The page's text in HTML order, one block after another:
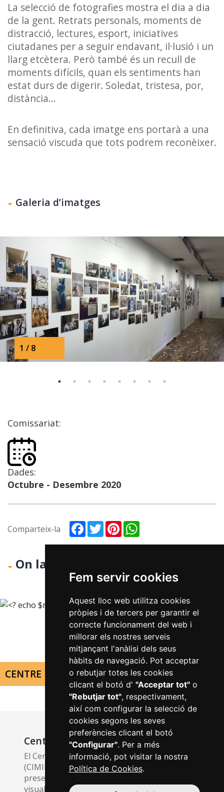
Fem servir cookies
Aquest lloc web utilitza cookies
pròpies i de tercers per garantir el
correcte funcionament del web i
millorar els nostres serveis
mitjançant l'anàlisi dels seus
hàbits de navegació. Pot acceptar
o rebutjar totes les cookies
clicant el botó d' "Acceptar tot"o
"Rebutjar tot", respectivament,
així com configurar la selecció de
cookies segons les seves
preferències clicant el botó
"Configurar". Per a més
informació, pot visitar la nostra
Política de Cookies.
La selecció de fotografies mostra el dia a dia
de la gent. Retrats personals, moments de
distracció, lectures, esport, iniciatives
ciutadanes per a seguir endavant, il·lusió i un
llarg etcètera. Però també és un recull de
moments difícils, quan els sentiments han
estat durs de digerir. Soledat, tristesa, por,
distància...
En definitiva, cada imatge ens portarà a una
sensació viscuda que tots podrem reconèixer.
Galeria d’imatges
1 / 8
Comissariat:
Dades:
Octubre - Desembre 2020
Comparteix-la Facebook
TwitterPinterest
On la puc visitar?
CENTRE DE LA IMATGE MAS IGLESIAS
Centre de la Imatge Mas Iglesias
El Centre de la Imatge Mas Iglesias de Reus
(CIMIR) és un equipament dedicat a la
preservació, l’estudi i la difusió del patrimoni
visual, tant documental com artístic. El CIMIR